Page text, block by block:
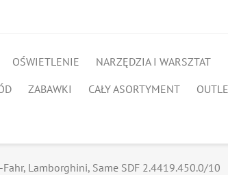
OŚWIETLENIE NARZĘDZIA I WARSZTAT
ZABAWKI CAŁY ASORTYMENT
Lamborghini, Same SDF 2.4419.450.0/10